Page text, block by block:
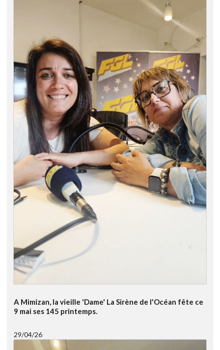
A Mimizan, la vieille 'Dame' La Sirène de l'Océan fête ce
9 mai ses 145 printemps.
29/04/26